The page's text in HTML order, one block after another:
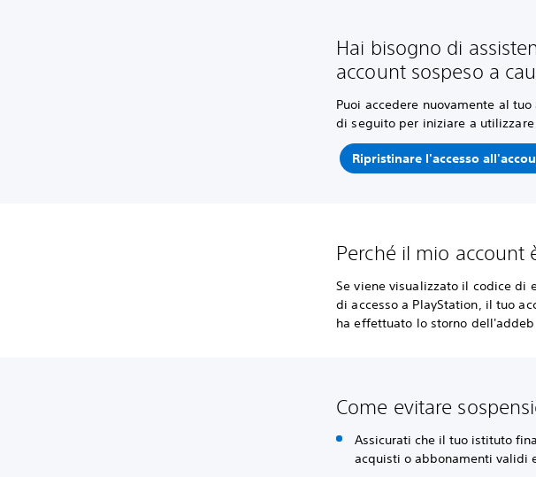
Hai bisogno di
account sospeso a
Puoi accedere nuovamente al
di seguito per iniziare a
Ripristinare l'accesso
Perché il mio account
Se viene visualizzato il codice di
di accesso a PlayStation, il tuo
ha effettuato lo storno
Come evitare
Assicurati che il tuo istituto
acquisti o abbonamenti validi